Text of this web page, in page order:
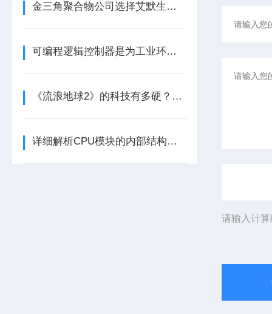
金三角聚合物公司选择艾默生为其新建工厂提供设备数字自动化技术以及软件
可编程逻辑控制器是为工业环境设计的数字运算控制系统
《流浪地球2》的科技有多硬？工业移动机器人首登大银幕
详细解析CPU模块的内部结构及其功能
请输入计